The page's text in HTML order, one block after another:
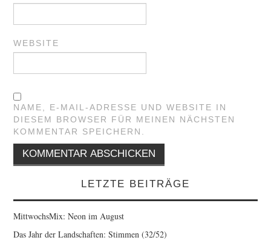
WEBSITE
NAME, E-MAIL-ADRESSE UND WEBSITE IN
DIESEM BROWSER FÜR MEINEN NÄCHSTEN
KOMMENTAR SPEICHERN.
LETZTE BEITRÄGE
MittwochsMix: Neon im August
Das Jahr der Landschaften: Stimmen (32/52)